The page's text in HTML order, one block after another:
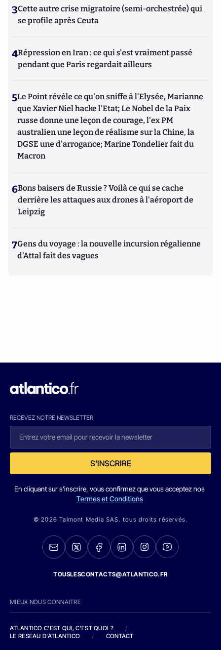
3Cette autre crise migratoire (semi-orchestrée) qui
se profile après Ceuta
4Répression en Iran : ce qui s'est vraiment passé
pendant que Paris regardait ailleurs
5Le Point révèle ce qu'on sniffe à l'Elysée, Marianne
que Xavier Niel hacke l'Etat; Le Nobel de la Paix
russe donne une leçon de courage, l'ex PM
australien une leçon de réalisme sur la Chine, la
DGSE une d'arrogance; Marine Tondelier fait du
Macron
6Bons baisers de Russie ? Voilà ce qui se cache
derrière les attaques aux drones à l'aéroport de
Leipzig
7Gens du voyage : la nouvelle incursion régalienne
d'Attal fait des vagues
RECEVEZ NOTRE NEWSLETTER
S'INSCRIRE
En cliquant sur s'inscrire, vous confirmez que vous acceptez nos
Termes et Conditions
© 2026 Talmont Media SAS. tous droits réservés.
TOUSLESCONTACTS@ATLANTICO.FR
MIEUX NOUS CONNAITRE
ATLANTICO C'EST QUI, C'EST QUOI ?
/
LE RESEAU D'ATLANTICO
/ CONTACT